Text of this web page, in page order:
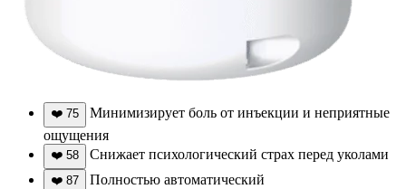
❤️ 75
Минимизирует боль от инъекции и неприятные
ощущения
❤️ 58 Снижает психологический страх перед уколами
❤️ 87 Полностью автоматический